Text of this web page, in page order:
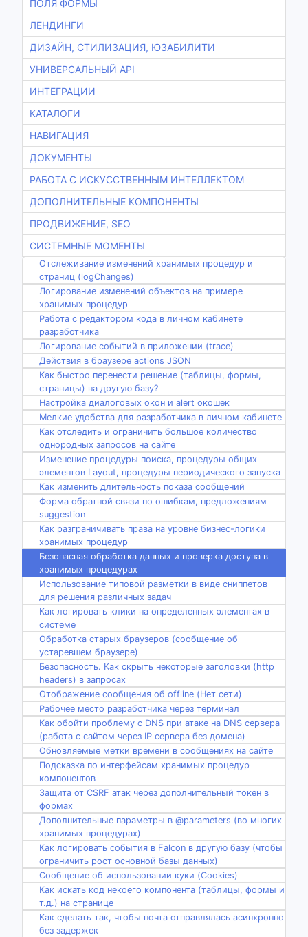
ПОЛЯ ФОРМЫ
ЛЕНДИНГИ
ДИЗАЙН, СТИЛИЗАЦИЯ, ЮЗАБИЛИТИ
УНИВЕРСАЛЬНЫЙ API
ИНТЕГРАЦИИ
КАТАЛОГИ
НАВИГАЦИЯ
ДОКУМЕНТЫ
РАБОТА С ИСКУССТВЕННЫМ ИНТЕЛЛЕКТОМ
ДОПОЛНИТЕЛЬНЫЕ КОМПОНЕНТЫ
ПРОДВИЖЕНИЕ, SEO
СИСТЕМНЫЕ МОМЕНТЫ
Отслеживание изменений хранимых процедур и
страниц (logChanges)
Логирование изменений объектов на примере
хранимых процедур
Работа с редактором кода в личном кабинете
разработчика
Логирование событий в приложении (trace)
Действия в браузере actions JSON
Как быстро перенести решение (таблицы, формы,
страницы) на другую базу?
Настройка диалоговых окон и alert окошек
Мелкие удобства для разработчика в личном кабинете
Как отследить и ограничить большое количество
однородных запросов на сайте
Изменение процедуры поиска, процедуры общих
элементов Layout, процедуры периодического запуска
Как изменить длительность показа сообщений
Форма обратной связи по ошибкам, предложениям
suggestion
Как разграничивать права на уровне бизнес-логики
хранимых процедур
Безопасная обработка данных и проверка доступа в
хранимых процедурах
Использование типовой разметки в виде сниппетов
для решения различных задач
Как логировать клики на определенных элементах в
системе
Обработка старых браузеров (сообщение об
устаревшем браузере)
Безопасность. Как скрыть некоторые заголовки (http
headers) в запросах
Отображение сообщения об offline (Нет сети)
Рабочее место разработчика через терминал
Как обойти проблему с DNS при атаке на DNS сервера
(работа с сайтом через IP сервера без домена)
Обновляемые метки времени в сообщениях на сайте
Подсказка по интерфейсам хранимых процедур
компонентов
Защита от CSRF атак через дополнительный токен в
формах
Дополнительные параметры в @parameters (во многих
хранимых процедурах)
Как логировать события в Falcon в другую базу (чтобы
ограничить рост основной базы данных)
Сообщение об использовании куки (Cookies)
Как искать код некоего компонента (таблицы, формы и
т.д.) на странице
Как сделать так, чтобы почта отправлялась асинхронно
без задержек